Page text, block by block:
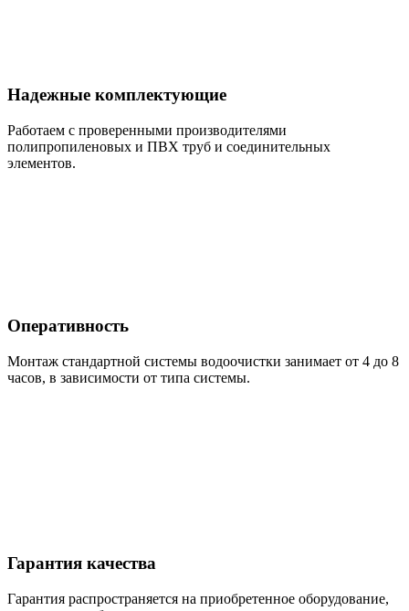
Надежные комплектующие
Работаем с проверенными производителями
полипропиленовых и ПВХ труб и соединительных
элементов.
Оперативность
Монтаж стандартной системы водоочистки занимает от 4 до 8
часов, в зависимости от типа системы.
Гарантия качества
Гарантия распространяется на приобретенное оборудование,